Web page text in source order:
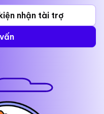
nhận tài trợ